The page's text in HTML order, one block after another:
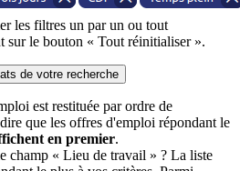
les filtres un par un ou tout
sur le bouton « Tout réinitialiser ».
de votre recherche
est restituée par ordre de
que les offres d'emploi répondant le
en premier.
champ « Lieu de travail » ? La liste